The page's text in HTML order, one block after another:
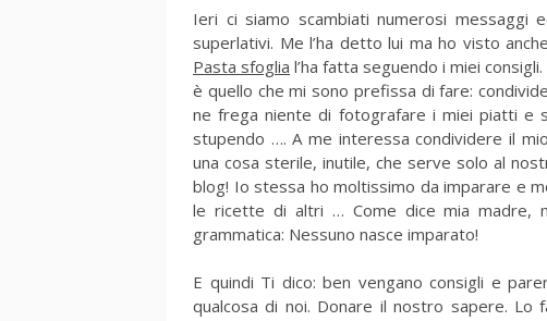
Ieri ci siamo scambiati numerosi
superlativi. Me l’ha detto lui ma ho visto
Pasta sfoglia l’ha fatta seguendo i miei
è quello che mi sono prefissa di fare:
ne frega niente di fotografare i miei piatti e
stupendo …. A me interessa condividere il
una cosa sterile, inutile, che serve solo al
blog! Io stessa ho moltissimo da imparare e
le ricette di altri … Come dice mia madre,
grammatica: Nessuno nasce imparato!
E quindi Ti dico: ben vengano consigli e
qualcosa di noi. Donare il nostro sapere. Lo